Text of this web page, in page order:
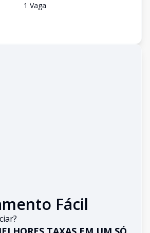
1 Vaga
Fácil